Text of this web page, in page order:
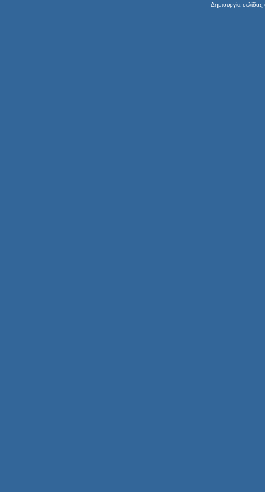
Δημιουργία